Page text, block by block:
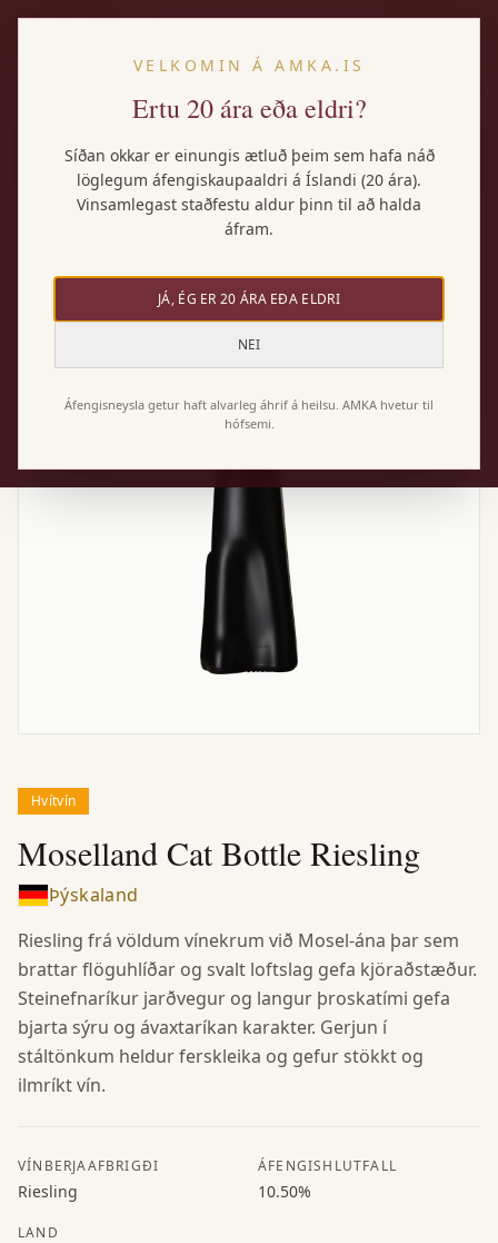
Hvítvín
Moselland Cat Bottle Riesling
Þýskaland
Riesling frá völdum vínekrum við Mosel-ána þar sem
brattar flöguhlíðar og svalt loftslag gefa kjöraðstæður.
Steinefnaríkur jarðvegur og langur þroskatími gefa
bjarta sýru og ávaxtaríkan karakter. Gerjun í
stáltönkum heldur ferskleika og gefur stökkt og
ilmríkt vín.
VÍNBERJAAFBRIGÐI
Riesling
ÁFENGISHLUTFALL
10.50%
LAND
VELKOMIN Á AMKA.IS
Ertu 20 ára eða eldri?
Síðan okkar er einungis ætluð þeim sem hafa náð
löglegum áfengiskaupaaldri á Íslandi (20 ára).
Vinsamlegast staðfestu aldur þinn til að halda
áfram.
JÁ, ÉG ER 20 ÁRA EÐA ELDRI
NEI
Áfengisneysla getur haft alvarleg áhrif á heilsu. AMKA hvetur til
hófsemi.